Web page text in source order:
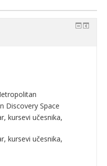
Discovery Space
kursevi učesnika,
kursevi učesnika,